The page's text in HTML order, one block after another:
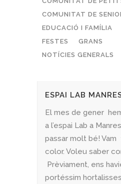
COMUNITAT DE
EDUCACIÓ I FAMÍLIA
FESTES
GRANS
NOTÍCIES GENERALS
ESPAI LAB
El mes de gener
a l’espai Lab a
passar molt bé! Vam
color. Voleu saber
Prèviament, ens
portéssim